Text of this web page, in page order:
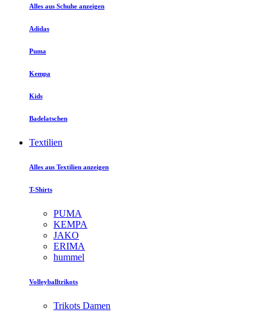
Alles aus Schuhe anzeigen
Adidas
Puma
Kempa
Kids
Badelatschen
Textilien
Alles aus Textilien anzeigen
T-Shirts
PUMA
KEMPA
JAKO
ERIMA
hummel
Volleyballtrikots
Trikots Damen